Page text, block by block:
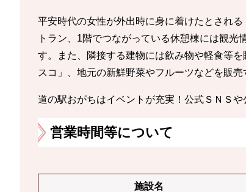
平安時代の女性が外出時に身に着けたとされ
トラン、1階でつながっている休憩棟には観
す。また、隣接する建物には飲み物や軽食等
スコ」、地元の新鮮野菜やフルーツなどを販
道の駅おがちはイベントが充実！公式ＳＮＳ
営業時間等について
施設名